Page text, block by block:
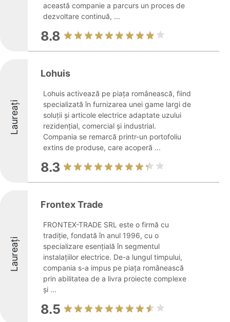
această companie a parcurs un proces de
dezvoltare continuă, ...
8.8
Laureați
Lohuis
Lohuis activează pe piața românească, fiind
specializată în furnizarea unei game largi de
soluții și articole electrice adaptate uzului
rezidențial, comercial și industrial.
Compania se remarcă printr-un portofoliu
extins de produse, care acoperă ...
8.3
Laureați
Frontex Trade
FRONTEX-TRADE SRL este o firmă cu
tradiție, fondată în anul 1996, cu o
specializare esențială în segmentul
instalațiilor electrice. De-a lungul timpului,
compania s-a impus pe piața românească
prin abilitatea de a livra proiecte complexe
și ...
8.5